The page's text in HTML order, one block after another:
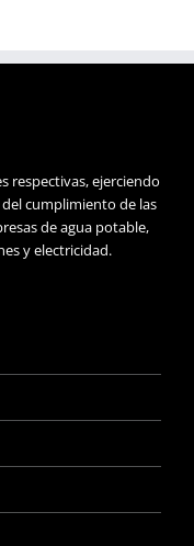
respectivas, ejerciendo
cumplimiento de las
de agua potable,
y electricidad.